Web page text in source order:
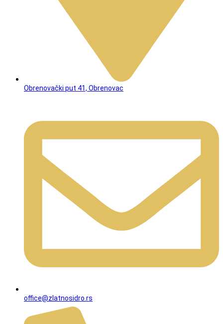
Obrenovački put 41, Obrenovac
office@zlatnosidro.rs